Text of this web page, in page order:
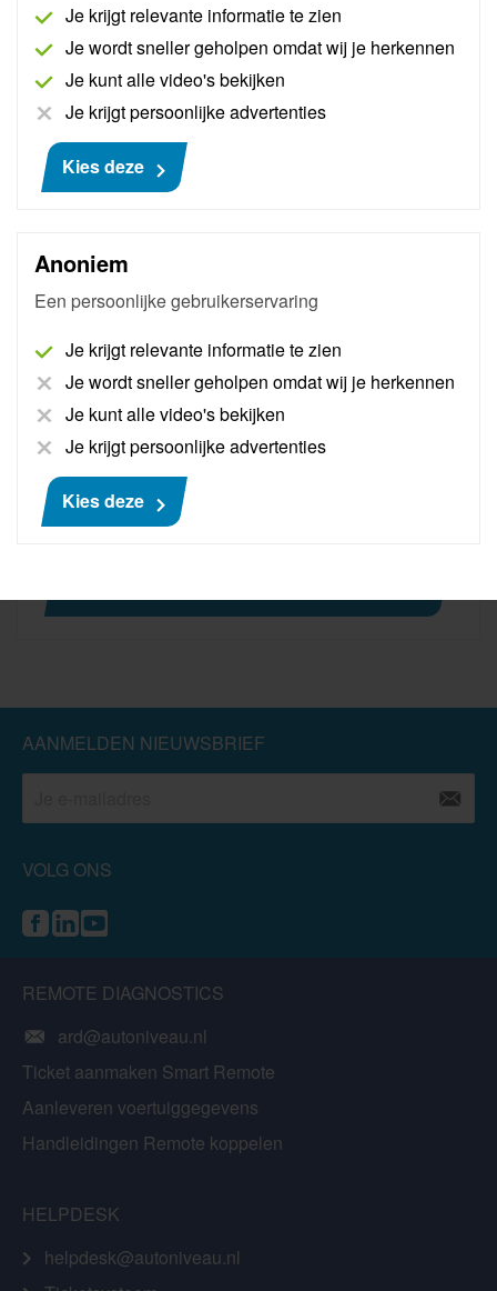
Je krijgt relevante informatie te zien
Je wordt sneller geholpen omdat wij je herkennen
Je kunt alle video's bekijken
Je krijgt persoonlijke advertenties
Kies deze
Anoniem
Een persoonlijke gebruikerservaring
Je krijgt relevante informatie te zien
Je wordt sneller geholpen omdat wij je herkennen
Je kunt alle video's bekijken
Je krijgt persoonlijke advertenties
Kies deze
Met AutoNiveau Solutions Pro beschik je direct over
een uitgebreide database vol technische
Dat scheelt tijd: minder wachttijd bij storingen én
auto's die sneller weer de werkplaats verlaten.
AutoNiveau Solutions Pro beschikt over ruim 12.000
Technische Service Bulletins die continu worden
verbeterd en aangevuld.
Meer informatie
AANMELDEN NIEUWSBRIEF
VOLG ONS
REMOTE DIAGNOSTICS
ard@autoniveau.nl
Ticket aanmaken Smart Remote
Aanleveren voertuiggegevens
Handleidingen Remote koppelen
HELPDESK
helpdesk@autoniveau.nl